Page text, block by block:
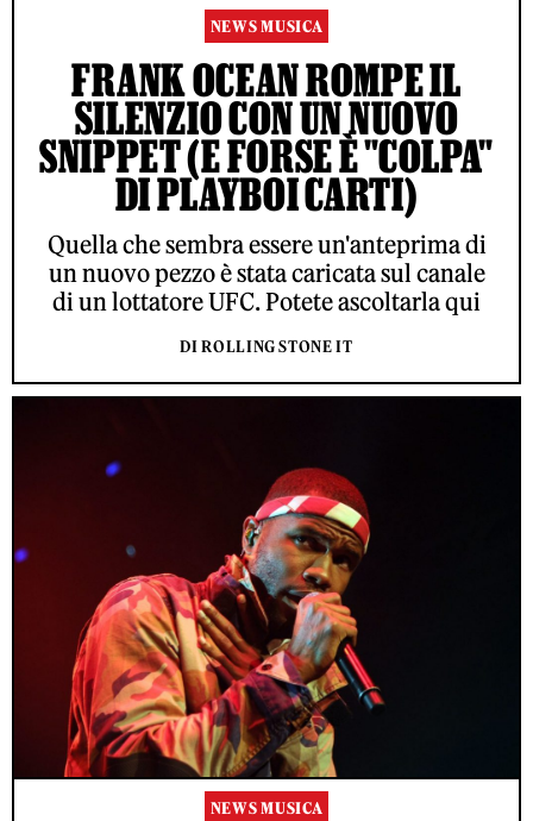
NEWS MUSICA
FRANK OCEAN ROMPE IL
SILENZIO CON UN NUOVO
SNIPPET (E FORSE È "COLPA"
DI PLAYBOI CARTI)
Quella che sembra essere un'anteprima di
un nuovo pezzo è stata caricata sul canale
di un lottatore UFC. Potete ascoltarla qui
DI ROLLING STONE IT
NEWS MUSICA